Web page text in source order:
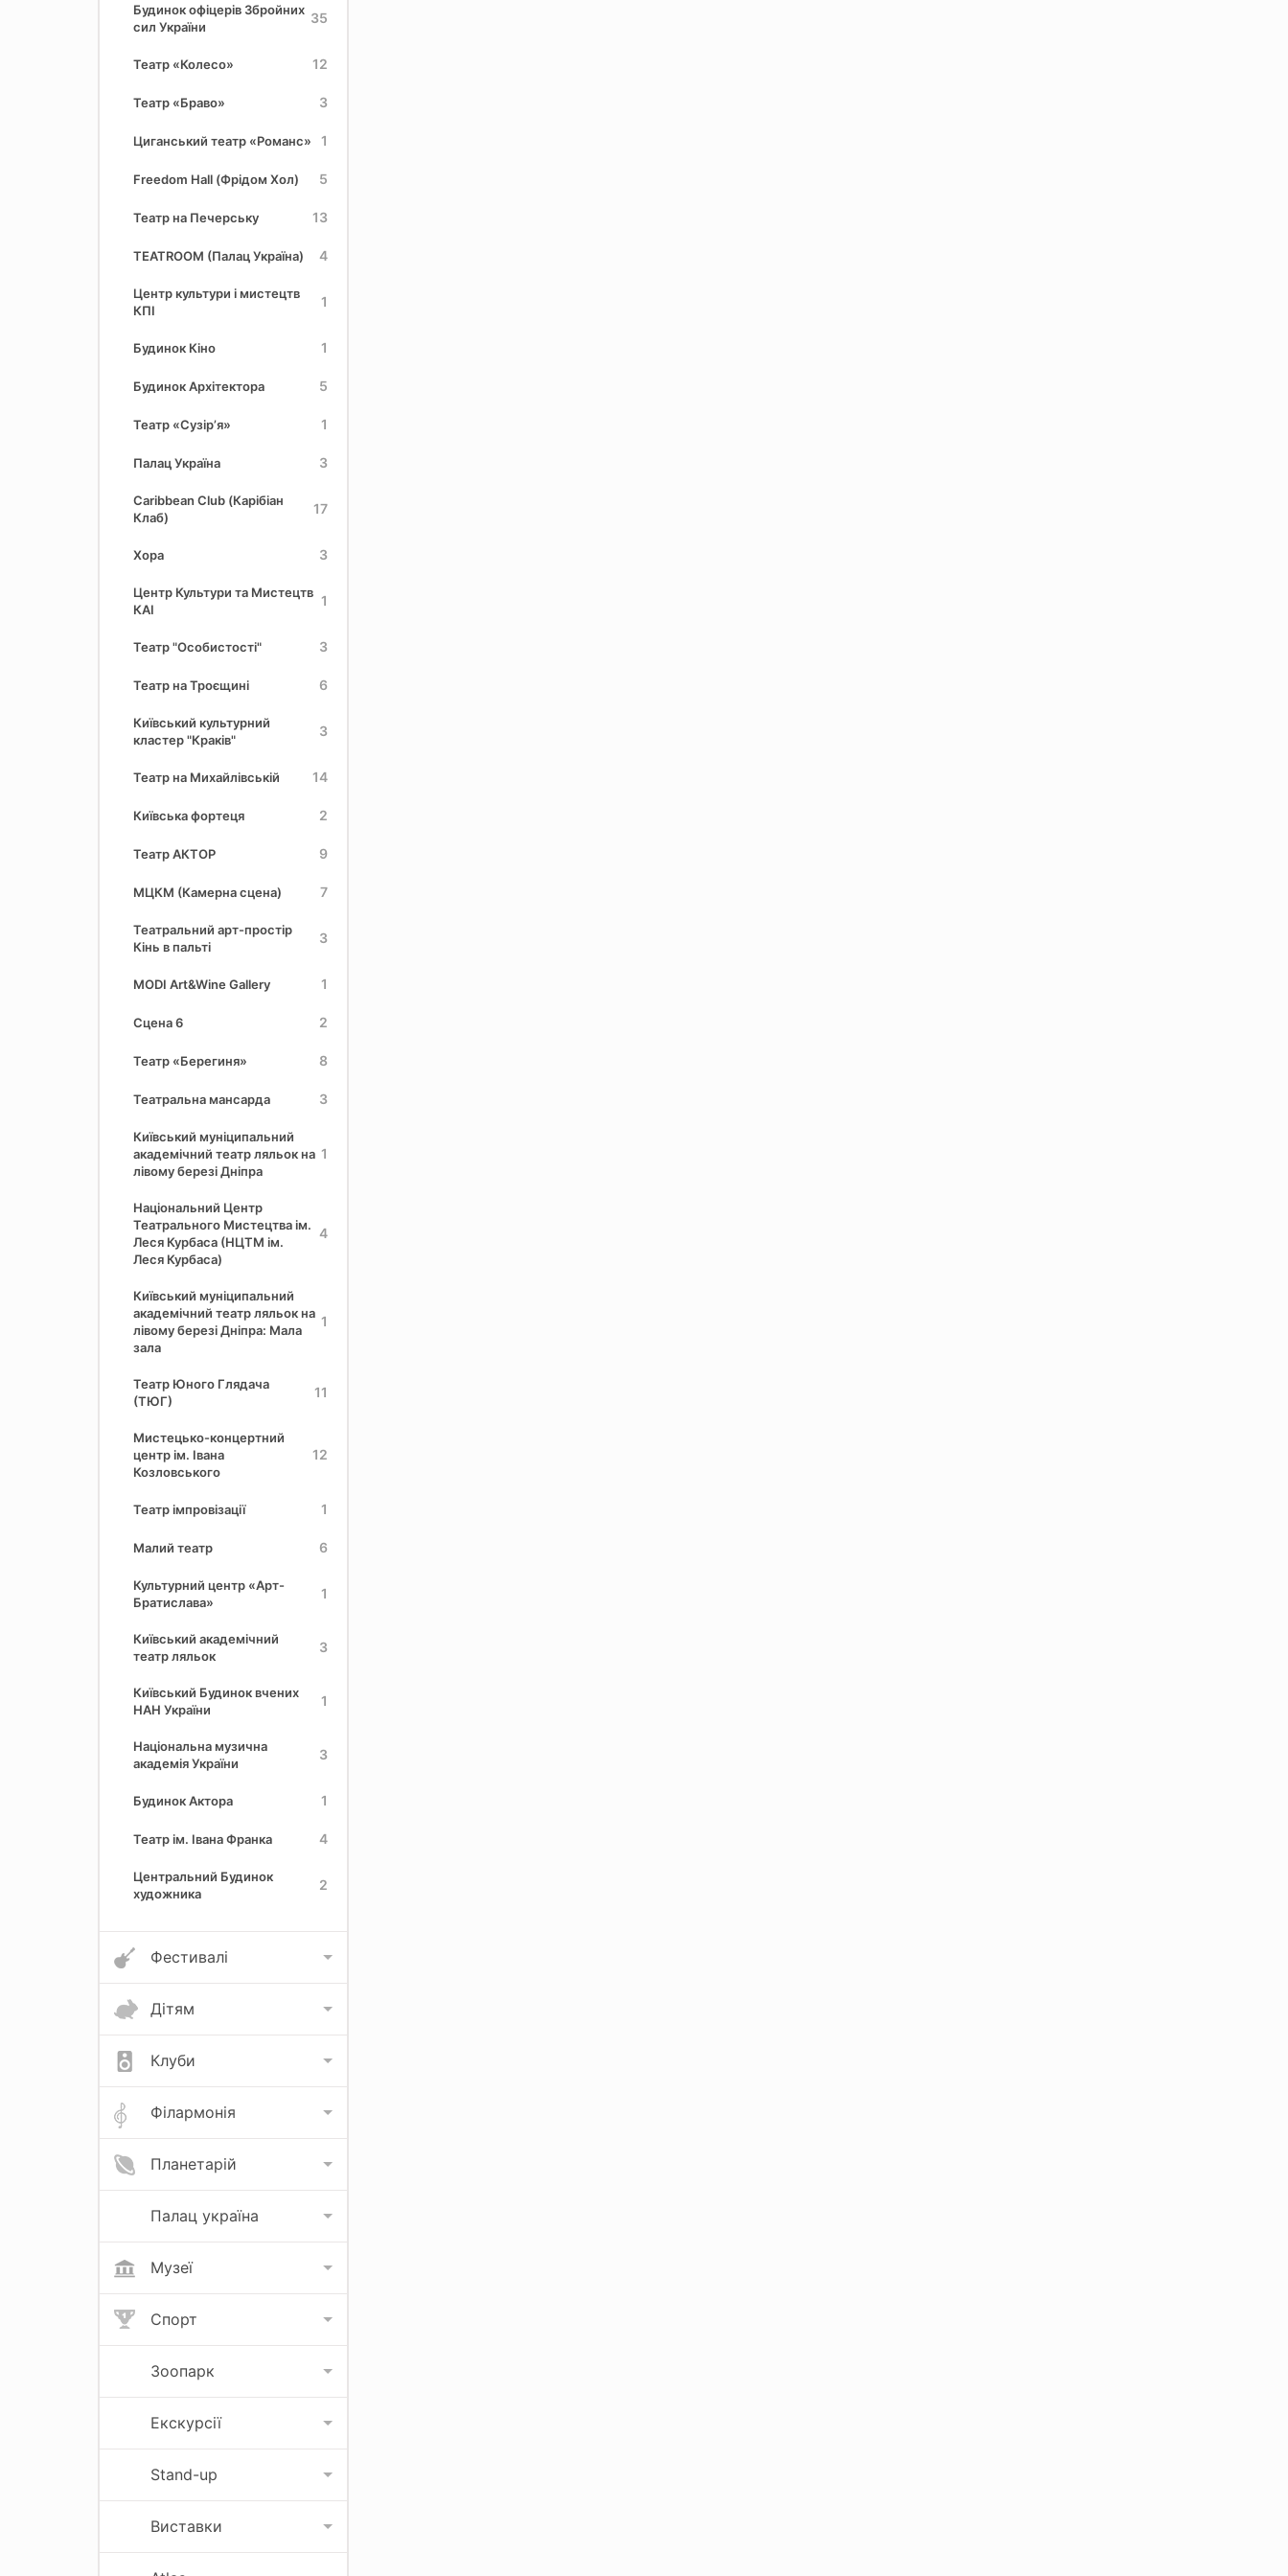
Будинок офіцерів Збройних
сил України
35
Театр «Колесо» 12
Театр «Браво» 3
Циганський театр «Романс» 1
Freedom Hall (Фрідом Хол) 5
Театр на Печерську 13
TEATROOM (Палац Україна) 4
Центр культури і мистецтв
КПІ
1
Будинок Кіно 1
Будинок Архітектора 5
Театр «Сузір’я» 1
Палац Україна 3
Caribbean Club (Карібіан
Клаб)
17
Хора 3
Центр Культури та Мистецтв
КАІ
1
Театр "Особистості" 3
Театр на Троєщині 6
Київський культурний
кластер "Краків"
3
Театр на Михайлівській 14
Київська фортеця 2
Театр АКТОР 9
МЦКМ (Камерна сцена) 7
Театральний арт-простір
Кінь в пальті
3
MODI Art&Wine Gallery 1
Сцена 6 2
Театр «Берегиня» 8
Театральна мансарда 3
Київський муніципальний
академічний театр ляльок на
лівому березі Дніпра
1
Національний Центр
Театрального Мистецтва ім.
Леся Курбаса (НЦТМ ім.
Леся Курбаса)
4
Київський муніципальний
академічний театр ляльок на
лівому березі Дніпра: Мала
зала
1
Театр Юного Глядача
(ТЮГ)
11
Мистецько-концертний
центр ім. Івана
Козловського
12
Театр імпровізації 1
Малий театр 6
Культурний центр «Арт-
Братислава»
1
Київський академічний
театр ляльок
3
Київський Будинок вчених
НАН України
1
Національна музична
академія України
3
Будинок Актора 1
Театр ім. Івана Франка 4
Центральний Будинок
художника
2
Фестивалі
Дітям
Клуби
Філармонія
Планетарій
Палац україна
Музеї
Спорт
Зоопарк
Екскурсії
Stand-up
Виставки